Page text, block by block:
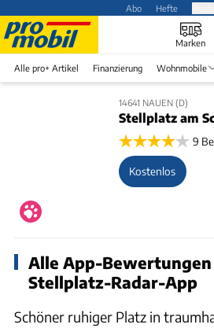
Abo Hefte
Marken
Alle pro+ Artikel Finanzierung Wohnmobile
14641 NAUEN (D)
Stellplatz am
9
Kostenlos
Alle App-Bewertungen
Stellplatz-Radar-App
Schöner ruhiger Platz in